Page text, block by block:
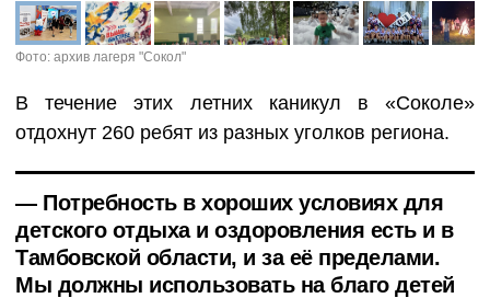
Фото: архив лагеря "Сокол"
В течение этих летних каникул в «Соколе»
отдохнут 260 ребят из разных уголков региона.
— Потребность в хороших условиях для
детского отдыха и оздоровления есть и в
Тамбовской области, и за её пределами.
Мы должны использовать на благо детей